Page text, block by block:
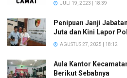
JULI 19, 2023 | 18:39
Penipuan Janji
Juta dan Kini Lapor
AGUSTUS 27, 2025 | 18:12
Aula Kantor
Berikut Sebabnya